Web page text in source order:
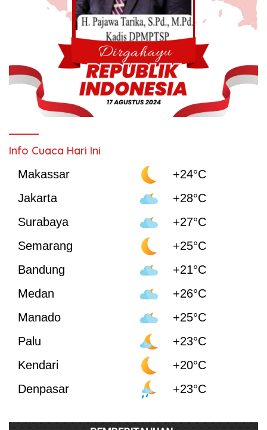
Info Cuaca Hari Ini
Makassar
+24°C
Jakarta
+28°C
Surabaya
+27°C
Semarang
+25°C
Bandung
+21°C
Medan
+26°C
Manado
+25°C
Palu
+23°C
Kendari
+20°C
Denpasar
+23°C